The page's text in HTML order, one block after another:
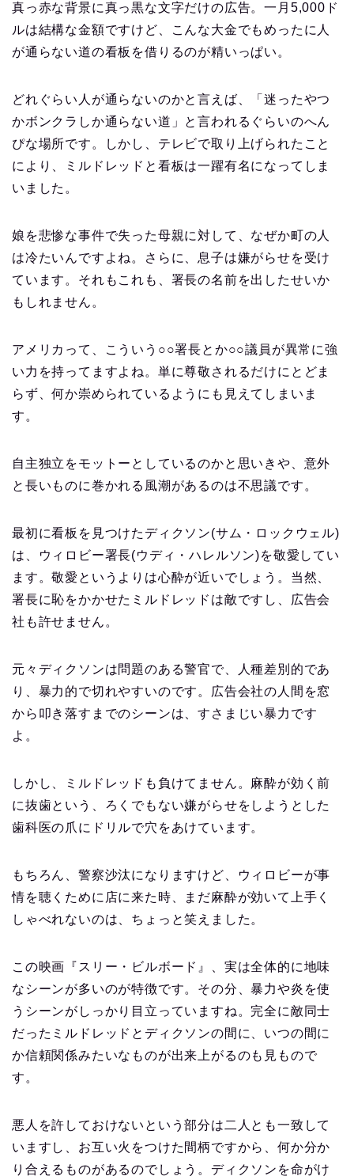
真っ赤な背景に真っ黒な文字だけの広告。一月5,000ド
ルは結構な金額ですけど、こんな大金でもめったに人
が通らない道の看板を借りるのが精いっぱい。
どれぐらい人が通らないのかと言えば、「迷ったやつ
かボンクラしか通らない道」と言われるぐらいのへん
ぴな場所です。しかし、テレビで取り上げられたこと
により、ミルドレッドと看板は一躍有名になってしま
いました。
娘を悲惨な事件で失った母親に対して、なぜか町の人
は冷たいんですよね。さらに、息子は嫌がらせを受け
ています。それもこれも、署長の名前を出したせいか
もしれません。
アメリカって、こういう○○署長とか○○議員が異常に強
い力を持ってますよね。単に尊敬されるだけにとどま
らず、何か崇められているようにも見えてしまいま
す。
自主独立をモットーとしているのかと思いきや、意外
と長いものに巻かれる風潮があるのは不思議です。
最初に看板を見つけたディクソン(サム・ロックウェル)
は、ウィロビー署長(ウディ・ハレルソン)を敬愛してい
ます。敬愛というよりは心酔が近いでしょう。当然、
署長に恥をかかせたミルドレッドは敵ですし、広告会
社も許せません。
元々ディクソンは問題のある警官で、人種差別的であ
り、暴力的で切れやすいのです。広告会社の人間を窓
から叩き落すまでのシーンは、すさまじい暴力です
よ。
しかし、ミルドレッドも負けてません。麻酔が効く前
に抜歯という、ろくでもない嫌がらせをしようとした
歯科医の爪にドリルで穴をあけています。
もちろん、警察沙汰になりますけど、ウィロビーが事
情を聴くために店に来た時、まだ麻酔が効いて上手く
しゃべれないのは、ちょっと笑えました。
この映画『スリー・ビルボード』、実は全体的に地味
なシーンが多いのが特徴です。その分、暴力や炎を使
うシーンがしっかり目立っていますね。完全に敵同士
だったミルドレッドとディクソンの間に、いつの間に
か信頼関係みたいなものが出来上がるのも見もので
す。
悪人を許しておけないという部分は二人とも一致して
いますし、お互い火をつけた間柄ですから、何か分か
り合えるものがあるのでしょう。ディクソンを命がけ